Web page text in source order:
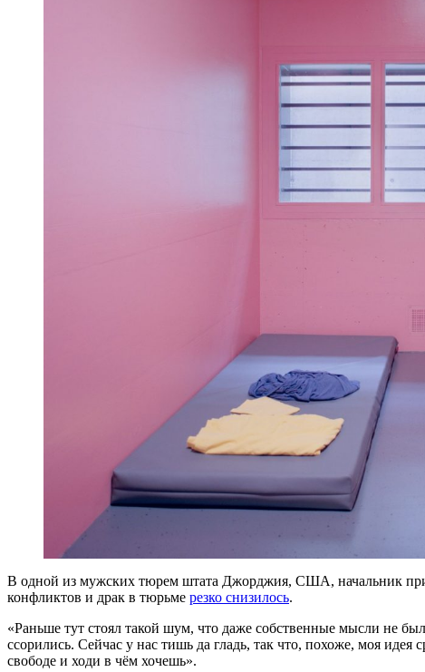
В одной из мужских тюрем штата Джорджия, США, начальник
конфликтов и драк в тюрьме резко снизилось.
«Раньше тут стоял такой шум, что даже собственные мысли не
ссорились. Сейчас у нас тишь да гладь, так что, похоже, моя
свободе и ходи в чём хочешь».